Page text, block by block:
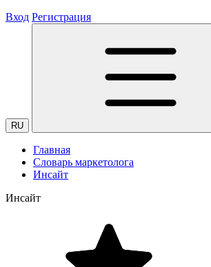
Вход Регистрация
RU
Главная
Словарь маркетолога
Инсайт
Инсайт